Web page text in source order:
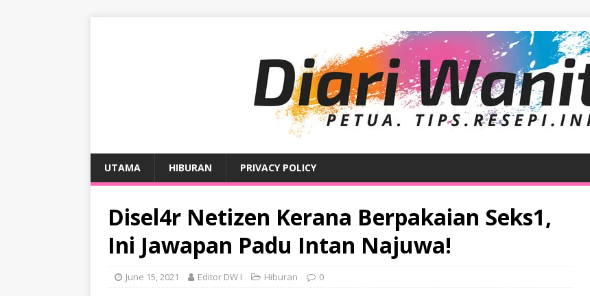
UTAMA HIBURAN PRIVACY POLICY
Disel4r Netizen Kerana Berpakaian Seks1,
Ini Jawapan Padu Intan Najuwa!
June 15, 2021 Editor DW I Hiburan 0